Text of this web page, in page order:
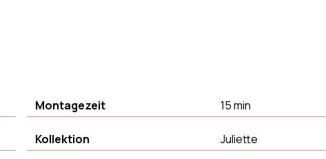
Montagezeit 15 min
Kollektion Juliette